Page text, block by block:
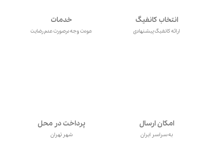
انتخاب کانفیگ
ارائه کانفیگ پیشنهادی
خدمات
عودت وجه درصورت عدم رضایت
امکان ارسال
به سراسر ایران
پرداخت در محل
شهر تهران